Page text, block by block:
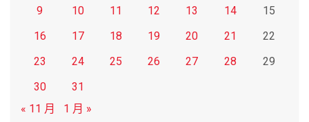
9
10 11 12 13 14
15
16
17 18 19 20 21
22
23
24 25 26 27 28
29
30
31
« 11 月
1 月 »